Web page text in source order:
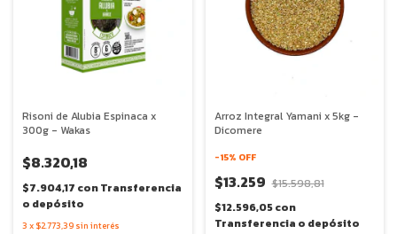
Risoni de Alubia Espinaca x
300g - Wakas
$8.320,18
$7.904,17 conTransferencia
o depósito
3 x $2.773,39 sin interés
Arroz Integral Yamani x 5kg -
Dicomere
-15% OFF
$13.259 $15.598,81
$12.596,05con
Transferencia o depósito